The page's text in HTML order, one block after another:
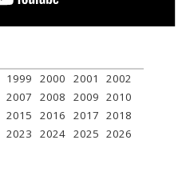
1999 2000 2001
2002
2007 2008 2009 2010
2015 2016 2017 2018
2023 2024 2025 2026